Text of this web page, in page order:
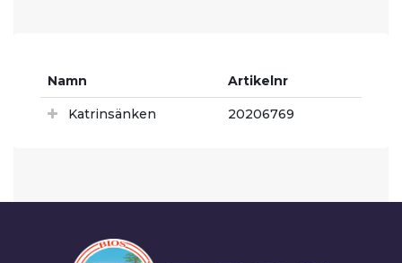
Namn Artikelnr
Katrinsänken 20206769